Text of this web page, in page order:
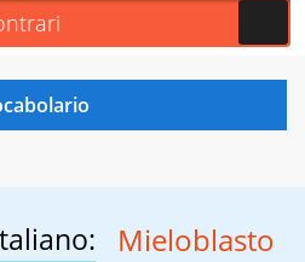
Mieloblasto